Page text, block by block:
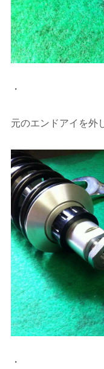
・
元のエンドアイを外
・